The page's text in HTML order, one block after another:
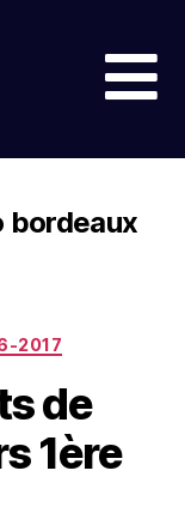
bordeaux
2017
de
1ère